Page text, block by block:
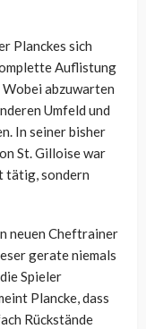
Planckes sich
Auflistung
abzuwarten
Umfeld und
In seiner bisher
St. Gilloise war
tätig, sondern
neuen Cheftrainer
gerate niemals
Spieler
Plancke, dass
Rückstände